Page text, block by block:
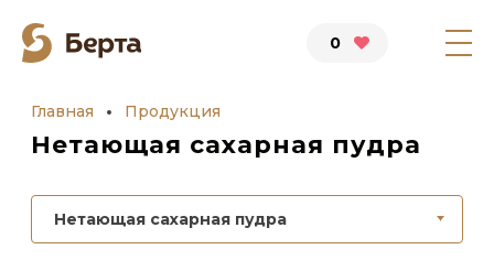
0
Главная Продукция
Нетающая сахарная пудра
Нетающая сахарная пудра